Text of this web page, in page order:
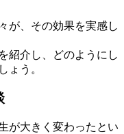
が、その効果を実感し
紹介し、どのようにし
ょう。
が大きく変わったとい